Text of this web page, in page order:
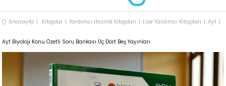
Anasayfa Kitaplar Yardımcı Hazırlık Kitapları Lise Yardımcı Kitapları Ayt
Ayt Biyoloji Konu Özetli Soru Bankası Üç Dört Beş Yayınları